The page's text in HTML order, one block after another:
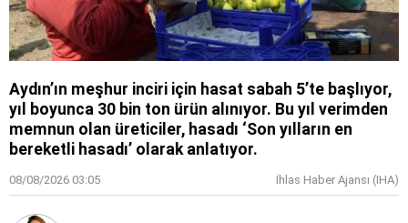
Aydın’ın meşhur inciri için hasat sabah 5’te başlıyor,
yıl boyunca 30 bin ton ürün alınıyor. Bu yıl verimden
memnun olan üreticiler, hasadı ‘Son yılların en
bereketli hasadı’ olarak anlatıyor.
08/08/2026 03:05 İhlas Haber Ajansı (IHA)